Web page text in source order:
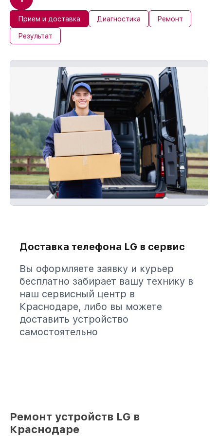
Прием и доставка Диагностика Ремонт
Результат
Доставка телефона LG в сервис
Вы оформляете заявку и курьер
бесплатно забирает вашу технику в
наш сервисный центр в
Краснодаре, либо вы можете
доставить устройство
самостоятельно
Ремонт устройств LG в
Краснодаре